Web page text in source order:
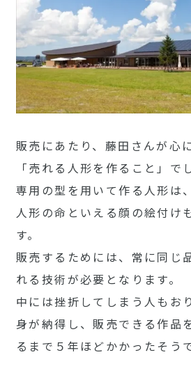
販売にあたり、藤田さんが心
「売れる人形を作ること」で
専用の型を用いて作る人形は
人形の命といえる顔の絵付け
す。
販売するためには、常に同じ
れる技術が必要となります。
中には挫折してしまう人もお
身が納得し、販売できる作品
るまで５年ほどかかったそうで